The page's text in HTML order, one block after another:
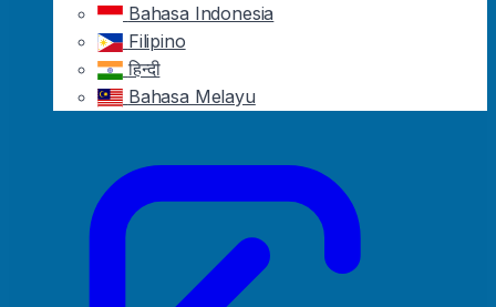
Bahasa Indonesia
Filipino
हिन्दी
Bahasa Melayu